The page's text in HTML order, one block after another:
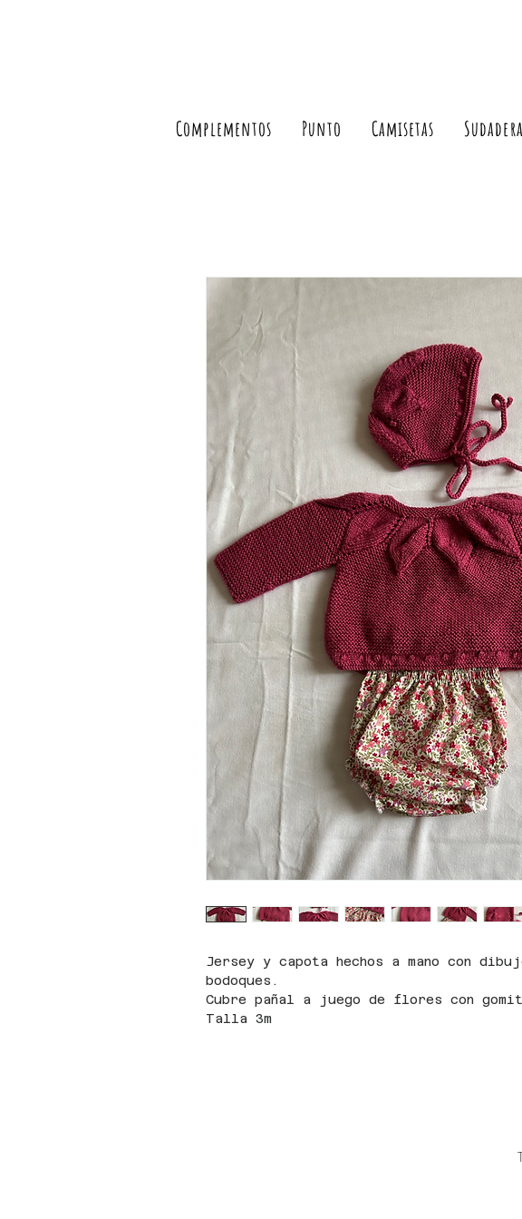
Complementos Punto Camisetas
Jersey y capota hechos a mano con
bodoques.
Cubre pañal a juego de flores con
Talla 3m